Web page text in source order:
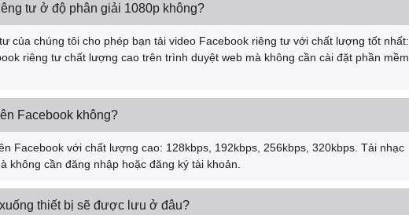
tư ở độ phân giải 1080p không?
của chúng tôi cho phép bạn tải video Facebook riêng tư với chất lượng tốt nhất:
riêng tư chất lượng cao trên trình duyệt web mà không cần cài đặt phần mềm
Facebook không?
Facebook với chất lượng cao: 128kbps, 192kbps, 256kbps, 320kbps. Tải nhạc
không cần đăng nhập hoặc đăng ký tài khoản.
thiết bị sẽ được lưu ở đâu?